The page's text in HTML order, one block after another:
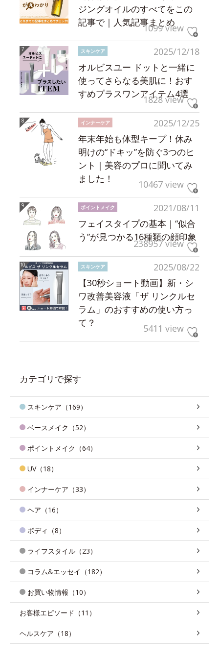
ジングオイルのすべてをこの
記事で｜人気記事まとめ
1099 view
2025/12/18
スキンケア
オルビスユー ドットと一緒に
使ってさらなる美肌に！おす
すめプラスワンアイテム4選
1828 view
2025/12/25
インナーケア
年末年始も体型キープ！休み
明けの“ドキッ”を防ぐ3つのヒ
ント｜美容のプロに聞いてみ
ました！
10467 view
2021/08/11
ポイントメイク
フェイスタイプの基本｜“似合
う”が見つかる16種類の顔印象
238957 view
2025/08/22
スキンケア
【30秒ショート動画】新・シ
ワ改善美容液「ザ リンクルセ
ラム」のおすすめの使い方っ
て？
5411 view
カテゴリで探す
スキンケア（169）
ベースメイク（52）
ポイントメイク（64）
UV（18）
インナーケア（33）
ヘア（16）
ボディ（8）
ライフスタイル（23）
コラム&エッセイ（182）
お買い物情報（10）
お客様エピソード（11）
ヘルスケア（18）